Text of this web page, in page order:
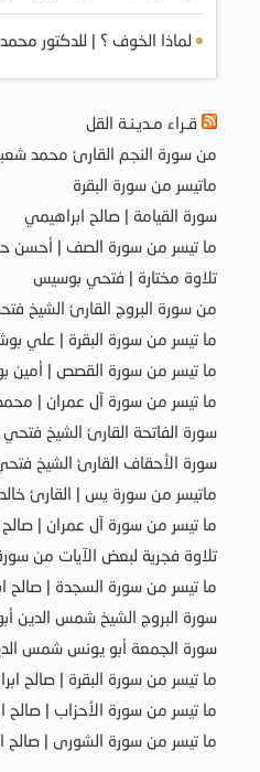
لماذا الخوف ؟ | للدكتور
قـراء مـديـنـة القل
من سورة النجم القارئ محمد
ماتيسر من سورة البقرة
سورة القيامة | صالح ابراهيمي
ما تيسر من سورة الصف | أحسن
تلاوة مختارة | فتحي بوسيس
من سورة البروج القارئ الشيخ
ما تيسر من سورة البقرة | علي
ما تيسر من سورة القصص | أمين
ما تيسر من سورة آل عمران |
سورة الفاتحة القارئ الشيخ
سورة الأحقاف القارئ الشيخ
ماتيسر من سورة يس | القارئ خالد
ما تيسر من سورة آل عمران |
تلاوة فجرية لبعض الآيات من سورة
ما تيسر من سورة السجدة | صالح
سورة البروج الشيخ شمس الدين
سورة الجمعة أبو يونس شمس
ما تيسر من سورة البقرة | صالح
ما تيسر من سورة الأحزاب | صالح
ما تيسر من سورة الشورى | صالح